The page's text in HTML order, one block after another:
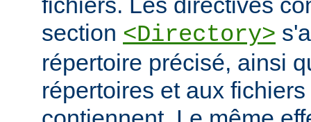
section <Directory>
répertoire précisé, ainsi
répertoires et aux